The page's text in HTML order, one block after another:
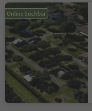
Online buchbar